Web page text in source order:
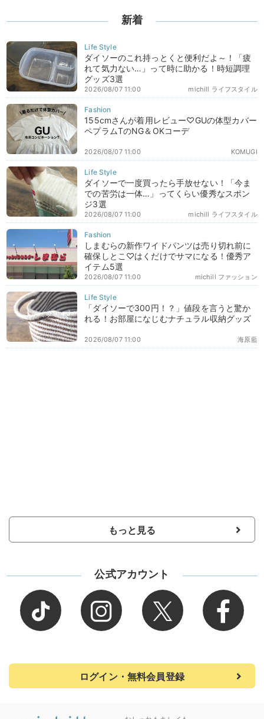
新着
ダイソーのこれ持っとくと便利だよ～！「疲
れて気力ない…」って時に助かる！時短調理
グッズ3選
michill ライフスタイル
2026/08/07 11:00
155cmさんが着用レビュー♡GUの体型カバー
ペプラムTのNG＆OKコーデ
KOMUGI
2026/08/07 11:00
ダイソーで一度買ったら手放せない！「今ま
での苦労は一体…」ってくらい優秀なスポン
ジ3選
michill ライフスタイル
2026/08/07 11:00
しまむらの新作ワイドパンツは売り切れ前に
確保しとこ♡はくだけでサマになる！優秀ア
イテム5選
michill ファッション
2026/08/07 11:00
「ダイソーで300円！？」値段を言うと驚か
れる！お部屋になじむナチュラル収納グッズ
海原藍
2026/08/07 11:00
もっと見る
公式アカウント
ログイン・無料会員登録